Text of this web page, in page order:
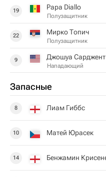
19 Papa Diallo
Полузащитник
22 Мирко Топич
Полузащитник
9 Джошуа Сарджент
Нападающий
Запасные
8 Лиам Гиббс
10 Матей Юрасек
14 Бенжамин